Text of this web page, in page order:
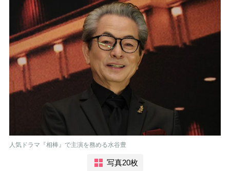
人気ドラマ『相棒』で主演を務める水谷豊
写真20枚